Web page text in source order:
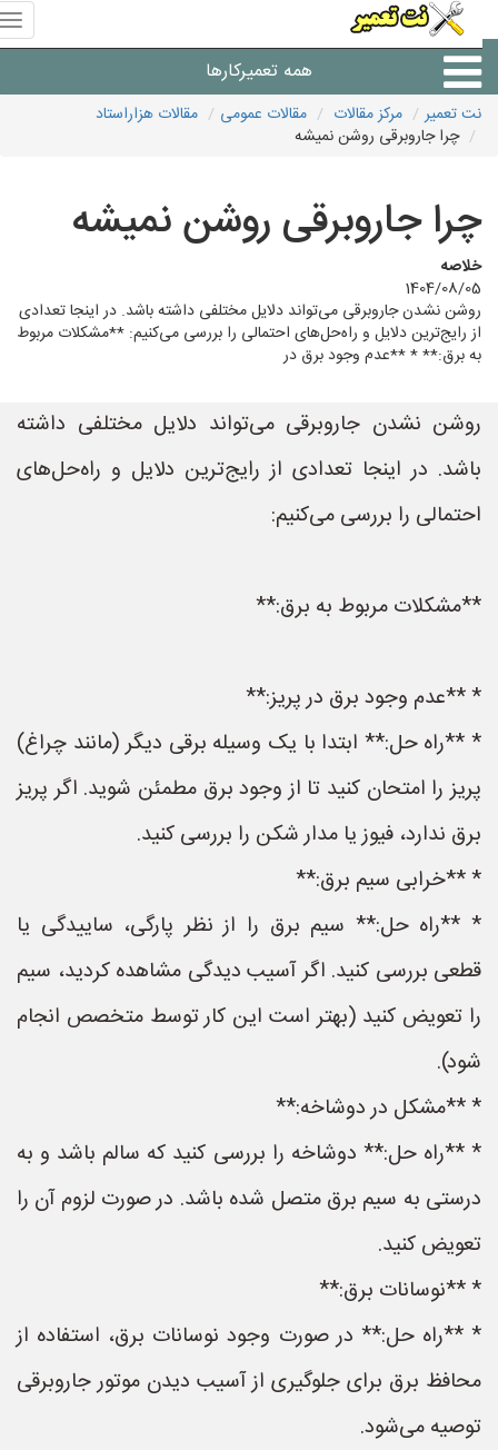
همه تعمیرکارها
شرکت های تعمیرات لوازم
نت تعمیر مرکز مقالات مقالات عمومی
مقالات هزاراستاد
چرا جاروبرقی روشن نمیشه
چرا جاروبرقی روشن نمیشه
خلاصه
1404/08/05
روشن نشدن جاروبرقی می‌تواند دلایل مختلفی داشته باشد. در اینجا تعدادی
از رایج‌ترین دلایل و راه‌حل‌های احتمالی را بررسی می‌کنیم: **مشکلات مربوط
به برق:** * **عدم وجود برق در
روشن نشدن جاروبرقی می‌تواند دلایل مختلفی داشته
باشد. در اینجا تعدادی از رایج‌ترین دلایل و راه‌حل‌های
احتمالی را بررسی می‌کنیم:
**مشکلات مربوط به برق:**
* **عدم وجود برق در پریز:**
* **راه حل:** ابتدا با یک وسیله برقی دیگر (مانند چراغ)
پریز را امتحان کنید تا از وجود برق مطمئن شوید. اگر پریز
برق ندارد، فیوز یا مدار شکن را بررسی کنید.
* **خرابی سیم برق:**
* **راه حل:** سیم برق را از نظر پارگی، ساییدگی یا
قطعی بررسی کنید. اگر آسیب دیدگی مشاهده کردید، سیم
را تعویض کنید (بهتر است این کار توسط متخصص انجام
شود).
* **مشکل در دوشاخه:**
* **راه حل:** دوشاخه را بررسی کنید که سالم باشد و به
درستی به سیم برق متصل شده باشد. در صورت لزوم آن را
تعویض کنید.
* **نوسانات برق:**
* **راه حل:** در صورت وجود نوسانات برق، استفاده از
محافظ برق برای جلوگیری از آسیب دیدن موتور جاروبرقی
توصیه می‌شود.